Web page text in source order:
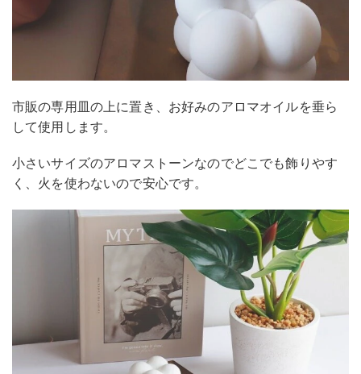
市販の専用皿の上に置き、お好みのアロマオイルを垂ら
して使用します。
小さいサイズのアロマストーンなのでどこでも飾りやす
く、火を使わないので安心です。